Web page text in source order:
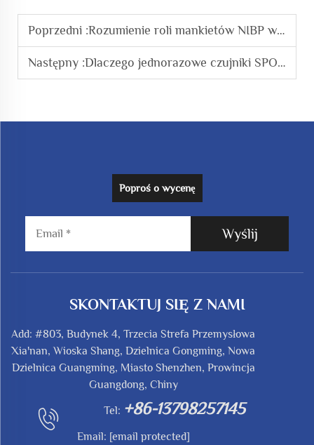
Poprzedni :Rozumienie roli mankietów NIBP w monitorowaniu ciśnienia krwi
Następny :Dlaczego jednorazowe czujniki SPO2 są niezbędne w nowoczesnej praktyce medycznej
Poproś o wycenę
Wyślij
SKONTAKTUJ SIĘ Z NAMI
Add: #803, Budynek 4, Trzecia Strefa Przemysłowa
Xia'nan, Wioska Shang, Dzielnica Gongming, Nowa
Dzielnica Guangming, Miasto Shenzhen, Prowincja
Guangdong, Chiny
Tel: +86-13798257145
Email: [email protected]